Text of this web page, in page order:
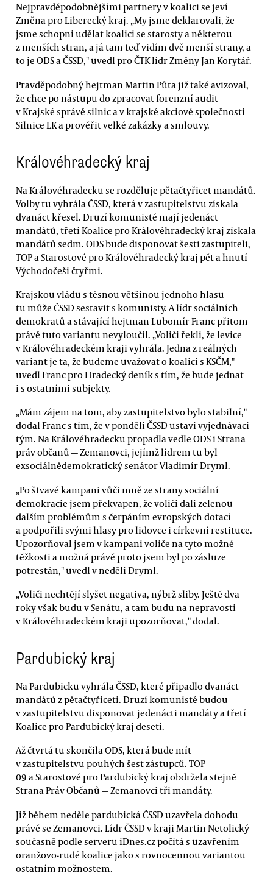
Nejpravděpodobnějšími partnery v koalici se jeví
Změna pro Liberecký kraj. „My jsme deklarovali, že
jsme schopni udělat koalici se starosty a některou
z menších stran, a já tam teď vidím dvě menší strany, a
to je ODS a ČSSD," uvedl pro ČTK lídr Změny Jan Korytář.
Pravděpodobný hejtman Martin Půta již také avizoval,
že chce po nástupu do zpracovat forenzní audit
v Krajské správě silnic a v krajské akciové společnosti
Silnice LK a prověřit velké zakázky a smlouvy.
Královéhradecký kraj
Na Královéhradecku se rozděluje pětačtyřicet mandátů.
Volby tu vyhrála ČSSD, která v zastupitelstvu získala
dvanáct křesel. Druzí komunisté mají jedenáct
mandátů, třetí Koalice pro Královéhradecký kraj získala
mandátů sedm. ODS bude disponovat šesti zastupiteli,
TOP a Starostové pro Královéhradecký kraj pět a hnutí
Východočeši čtyřmi.
Krajskou vládu s těsnou většinou jednoho hlasu
tu může ČSSD sestavit s komunisty. A lídr sociálních
demokratů a stávající hejtman Lubomír Franc přitom
právě tuto variantu nevyloučil. „Voliči řekli, že levice
v Královéhradeckém kraji vyhrála. Jedna z reálných
variant je ta, že budeme uvažovat o koalici s KSČM,"
uvedl Franc pro Hradecký deník s tím, že bude jednat
i s ostatními subjekty.
„Mám zájem na tom, aby zastupitelstvo bylo stabilní,"
dodal Franc s tím, že v pondělí ČSSD ustaví vyjednávací
tým. Na Královéhradecku propadla vedle ODS i Strana
práv občanů — Zemanovci, jejímž lídrem tu byl
exsociálnědemokratický senátor Vladimír Dryml.
„Po štvavé kampani vůči mně ze strany sociální
demokracie jsem překvapen, že voliči dali zelenou
dalším problémům s čerpáním evropských dotací
a podpořili svými hlasy pro lidovce i církevní restituce.
Upozorňoval jsem v kampani voliče na tyto možné
těžkosti a možná právě proto jsem byl po zásluze
potrestán," uvedl v neděli Dryml.
„Voliči nechtějí slyšet negativa, nýbrž sliby. Ještě dva
roky však budu v Senátu, a tam budu na nepravosti
v Královéhradeckém kraji upozorňovat," dodal.
Pardubický kraj
Na Pardubicku vyhrála ČSSD, které připadlo dvanáct
mandátů z pětačtyřiceti. Druzí komunisté budou
v zastupitelstvu disponovat jedenácti mandáty a třetí
Koalice pro Pardubický kraj deseti.
Až čtvrtá tu skončila ODS, která bude mít
v zastupitelstvu pouhých šest zástupců. TOP
09 a Starostové pro Pardubický kraj obdržela stejně
Strana Práv Občanů — Zemanovci tři mandáty.
Již během neděle pardubická ČSSD uzavřela dohodu
právě se Zemanovci. Lídr ČSSD v kraji Martin Netolický
současně podle serveru iDnes.cz počítá s uzavřením
oranžovo-rudé koalice jako s rovnocennou variantou
ostatním možnostem.